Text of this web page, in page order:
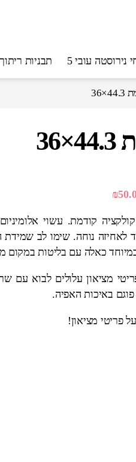
נירוסטה עובי 5 תבניות ריתוך
₪
הוא:
₪50.00.
כאלה עם בליטות במקום
מציאון עלולים לבוא עם
באיכות האפיה.
פריטי מציאון!